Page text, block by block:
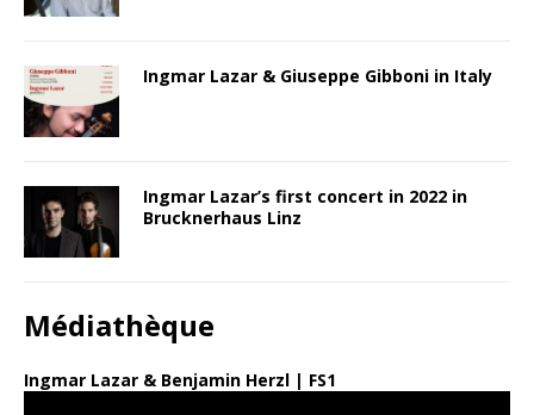
Ingmar Lazar & Giuseppe Gibboni in Italy
Ingmar Lazar’s first concert in 2022 in
Brucknerhaus Linz
Médiathèque
Ingmar Lazar & Benjamin Herzl | FS1